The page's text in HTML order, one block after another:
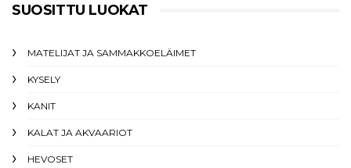
SUOSITTU LUOKAT
MATELIJAT JA SAMMAKKOELÄIMET
KYSELY
KANIT
KALAT JA AKVAARIOT
HEVOSET